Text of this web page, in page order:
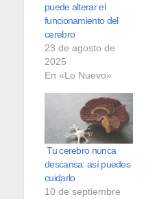
puede alterar el
funcionamiento del
cerebro
23 de agosto de
2025
En «Lo Nuevo»
Tu cerebro nunca
descansa: así puedes
cuidarlo
10 de septiembre